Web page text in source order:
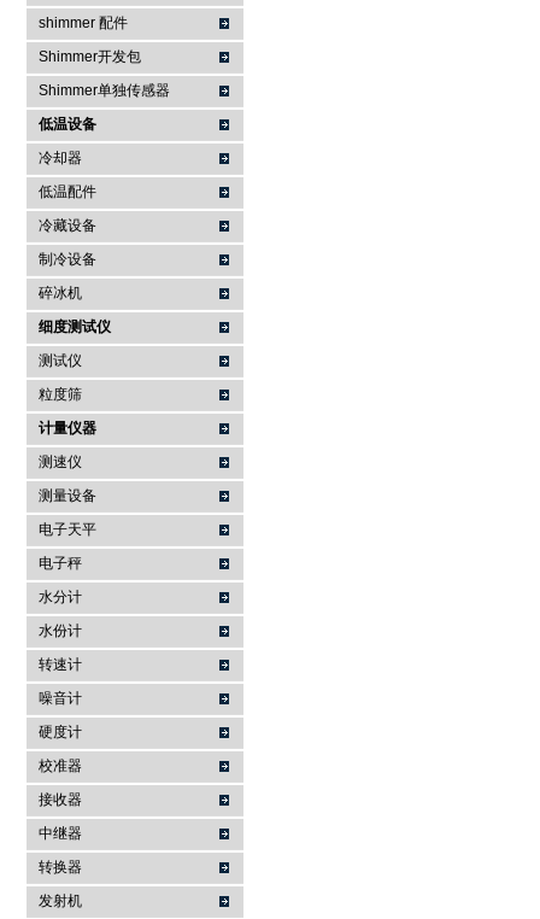
shimmer 配件
Shimmer开发包
Shimmer单独传感器
低温设备
冷却器
低温配件
冷藏设备
制冷设备
碎冰机
细度测试仪
测试仪
粒度筛
计量仪器
测速仪
测量设备
电子天平
电子秤
水分计
水份计
转速计
噪音计
硬度计
校准器
接收器
中继器
转换器
发射机